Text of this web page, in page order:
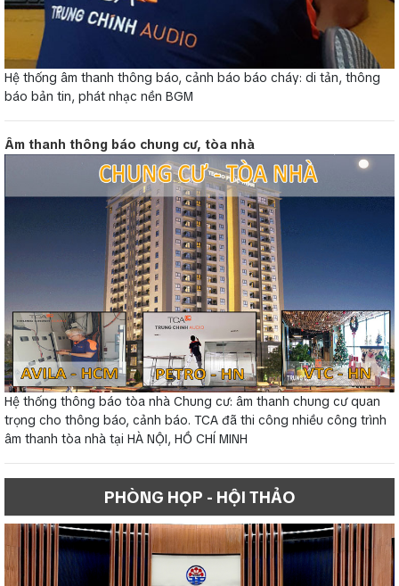
Hệ thống âm thanh thông báo, cảnh báo báo cháy: di tản, thông
báo bản tin, phát nhạc nền BGM
Âm thanh thông báo chung cư, tòa nhà
Hệ thống thông báo tòa nhà Chung cư: âm thanh chung cư quan
trọng cho thông báo, cảnh báo. TCA đã thi công nhiều công trình
âm thanh tòa nhà tại HÀ NỘI, HỒ CHÍ MINH
PHÒNG HỌP - HỘI THẢO